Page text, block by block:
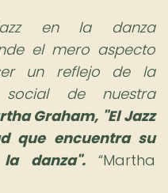
en la danza
el mero aspecto
un reflejo de la
de nuestra
Graham, "El Jazz
que encuentra su
danza".
Martha